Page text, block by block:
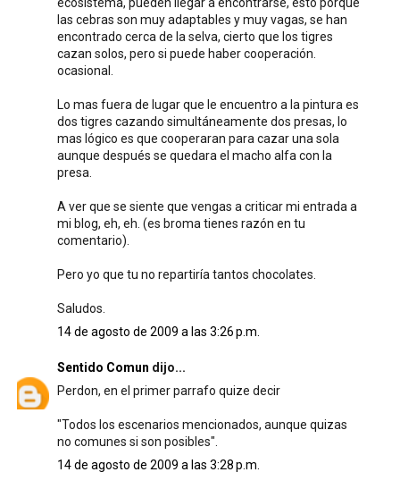
las cebras son muy adaptables y muy vagas, se han
encontrado cerca de la selva, cierto que los tigres
cazan solos, pero si puede haber cooperación.
ocasional.
Lo mas fuera de lugar que le encuentro a la pintura es
dos tigres cazando simultáneamente dos presas, lo
mas lógico es que cooperaran para cazar una sola
aunque después se quedara el macho alfa con la
presa.
A ver que se siente que vengas a criticar mi entrada a
mi blog, eh, eh. (es broma tienes razón en tu
comentario).
Pero yo que tu no repartiría tantos chocolates.
Saludos.
14 de agosto de 2009 a las 3:26 p.m.
Sentido Comun dijo...
Perdon, en el primer parrafo quize decir
"Todos los escenarios mencionados, aunque quizas
no comunes si son posibles".
14 de agosto de 2009 a las 3:28 p.m.